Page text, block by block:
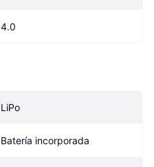
4.0
LiPo
Batería incorporada